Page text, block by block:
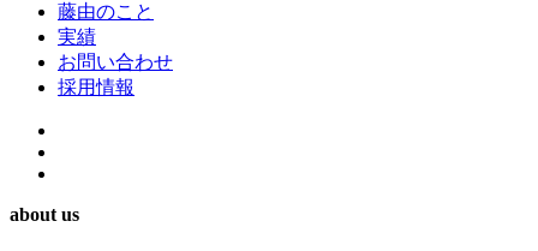
藤由のこと
実績
お問い合わせ
採用情報
about us